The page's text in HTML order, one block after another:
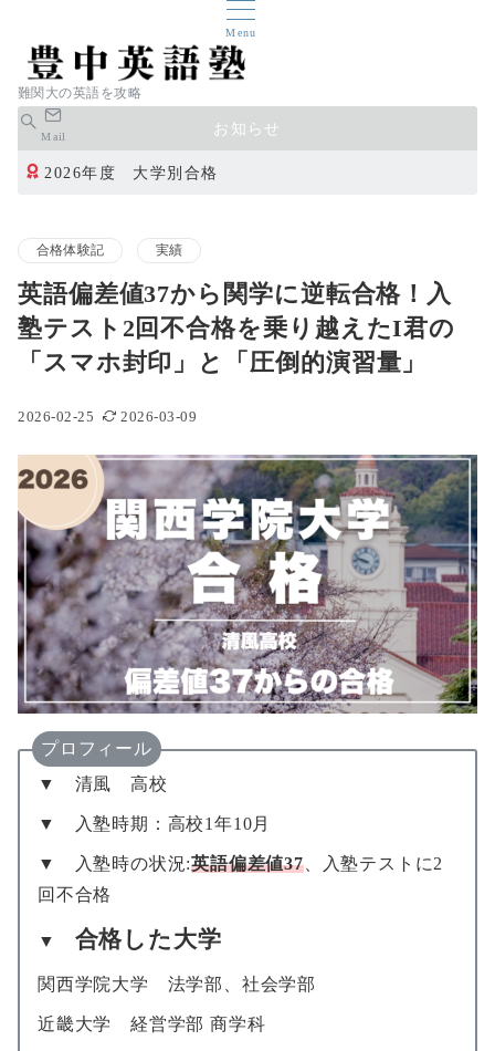
Menu
難関大の英語を攻略
Mail お知らせ
2026年度 大学別合格
合格体験記 実績
英語偏差値37から関学に逆転合格！入
塾テスト2回不合格を乗り越えたI君の
「スマホ封印」と「圧倒的演習量」
2026-02-25 2026-03-09
プロフィール
▼ 清風 高校
▼ 入塾時期：高校1年10月
▼ 入塾時の状況:英語偏差値37、入塾テストに2
回不合格
▼ 合格した大学
関西学院大学 法学部、社会学部
近畿大学 経営学部 商学科